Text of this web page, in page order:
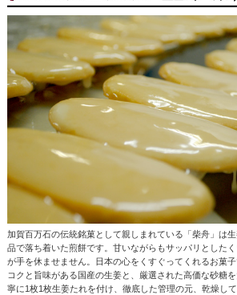
加賀百万石の伝統銘菓として親しまれている「柴舟」は
品で落ち着いた煎餅です。甘いながらもサッパリとした
が手を休ませません。日本の心をくすぐってくれるお菓子
コクと旨味がある国産の生姜と、厳選された高価な砂糖
寧に1枚1枚生姜たれを付け、徹底した管理の元、乾燥して